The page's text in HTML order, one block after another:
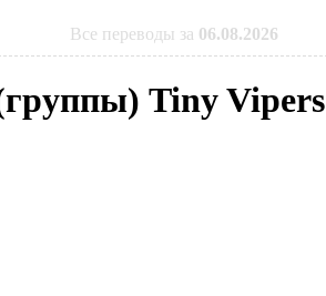
Все переводы за 06.08.2026
Tiny Vipers